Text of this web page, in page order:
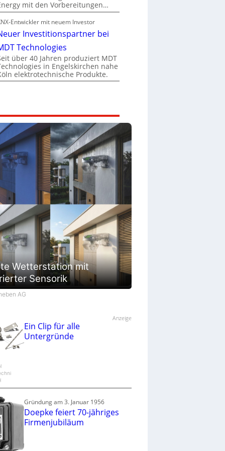
mit den Vorbereitungen…
Entwickler mit neuem Investor
Investitionspartner bei
Technologies
über 40 Jahren produziert MDT
in Engelskirchen nahe
elektrotechnische Produkte.
Wetterstation mit
Sensorik
AG
Anzeige
Ein Clip für alle
Untergründe
Gründung am 3. Januar 1956
Doepke feiert 70-jähriges
Firmenjubiläum